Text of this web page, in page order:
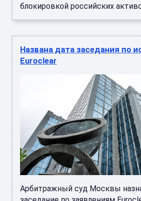
блокировкой российских
Названа дата заседания по
Euroclear
Арбитражный суд Москвы